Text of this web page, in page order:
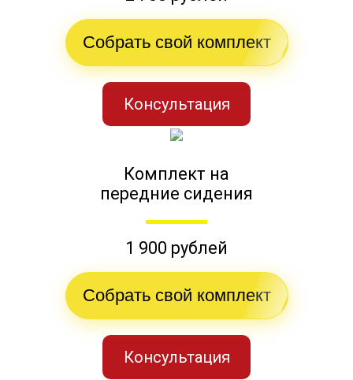
Собрать свой комплект
Консультация
Комплект на
передние сидения
1 900 рублей
Собрать свой комплект
Консультация